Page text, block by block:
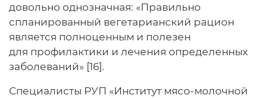
довольно однозначная: «Правильно
спланированный вегетарианский рацион
является полноценным и полезен
для профилактики и лечения определенных
заболеваний» [16].
Специалисты РУП «Институт мясо-молочной